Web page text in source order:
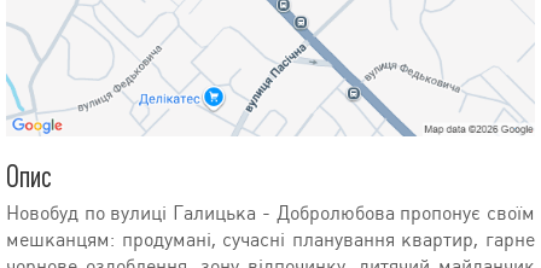
Опис
Новобуд по вулиці Галицька - Добролюбова пропонує своїм
мешканцям: продумані, сучасні планування квартир, гарне